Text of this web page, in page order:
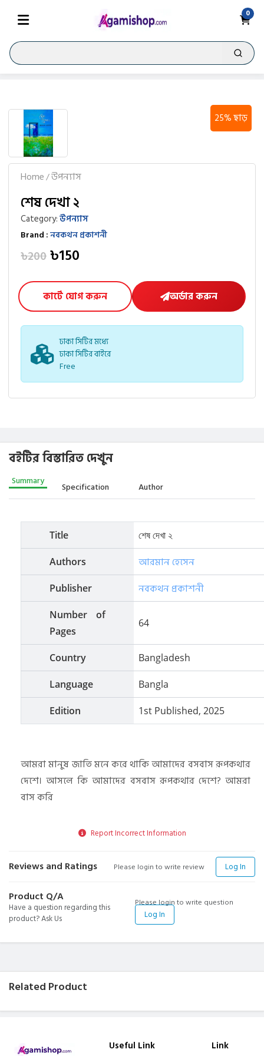
0
25% ছাড়
Home/উপন্যাস
শেষ দেখা ২
Category:উপন্যাস
Brand :নবকথন প্রকাশনী
৳200৳150
কার্টে যোগ করুন অর্ডার করুন
ঢাকা সিটির মধ্যে
ঢাকা সিটির বাইরে
Free
বইটির বিস্তারিত দেখুন
Summary Specification Author
Title শেষ দেখা ২
Authors আরমান হেসেন
Publisher নবকথন প্রকাশনী
Number of
Pages
64
Country Bangladesh
Language Bangla
Edition 1st Published, 2025
আমরা মানুষ জাতি মনে করে থাকি আমাদের বসবাস রূপকথার
দেশে। আসলে কি আমাদের বসবাস রূপকথার দেশে? আমরা
বাস করি
Report Incorrect Information
Reviews and Ratings Please login to write review Log In
Product Q/A
Have a question regarding this
product? Ask Us
Please login to write question
Log In
Related Product
Useful Link Link